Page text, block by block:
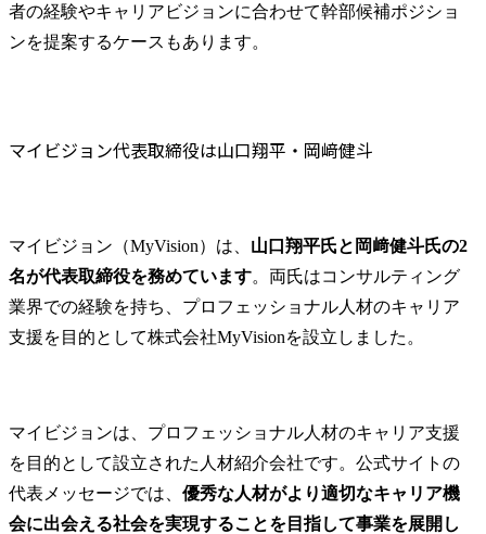
者の経験やキャリアビジョンに合わせて幹部候補ポジショ
ンを提案するケースもあります。
マイビジョン代表取締役は山口翔平・岡﨑健斗
マイビジョン（MyVision）は、 山口翔平氏と岡﨑健斗氏の2
名が代表取締役を務めています。両氏はコンサルティング
業界での経験を持ち、プロフェッショナル人材のキャリア
支援を目的として株式会社MyVisionを設立しました。
マイビジョンは、プロフェッショナル人材のキャリア支援
を目的として設立された人材紹介会社です。公式サイトの
代表メッセージでは、 優秀な人材がより適切なキャリア機
会に出会える社会を実現することを目指して事業を展開し